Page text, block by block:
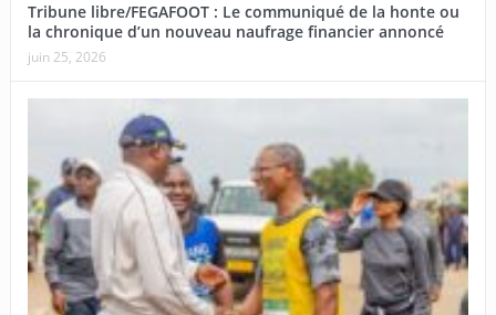
Tribune libre/FEGAFOOT : Le communiqué de la honte ou
la chronique d’un nouveau naufrage financier annoncé
juin 25, 2026